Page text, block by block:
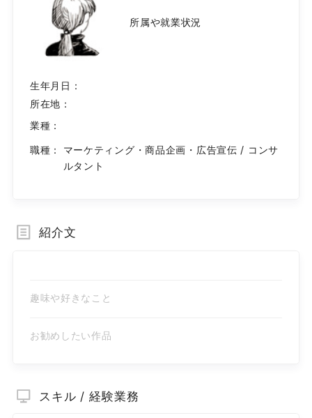
所属や就業状況
生年月日：
所在地：
業種：
職種：
マーケティング・商品企画・広告宣伝 / コンサ
ルタント
紹介文
趣味や好きなこと
お勧めしたい作品
スキル / 経験業務